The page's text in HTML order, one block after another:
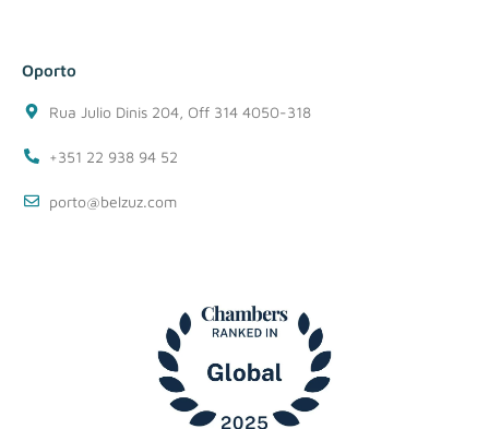
Oporto
Rua Julio Dinis 204, Off 314 4050-318
+351 22 938 94 52
porto@belzuz.com